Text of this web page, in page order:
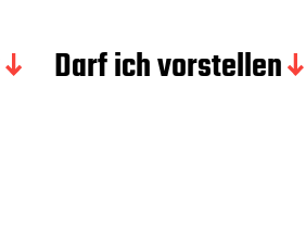
Darf ich vorstellen